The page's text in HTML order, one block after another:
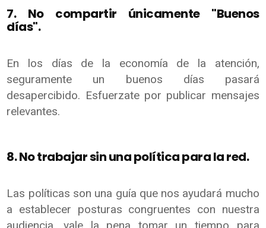
7. No compartir únicamente "Buenos
días".
En los días de la economía de la atención,
seguramente un buenos días pasará
desapercibido. Esfuerzate por publicar mensajes
relevantes.
8. No trabajar sin una política para la red.
Las políticas son una guía que nos ayudará mucho
a establecer posturas congruentes con nuestra
audiencia, vale la pena tomar un tiempo para